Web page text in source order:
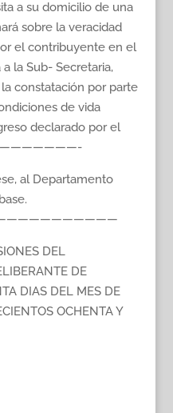
a su domicilio de una
sobre la veracidad
el contribuyente en el
la Sub- Secretaria,
constatación por parte
de vida
declarado por el
al Departamento
DEL
DE
DIAS DEL MES DE
OCHENTA Y